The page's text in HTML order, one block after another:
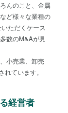
んのこと、金属
ど様々な業種の
ただくケース
数のM&Aが見
小売業、卸売
ています。
経営者